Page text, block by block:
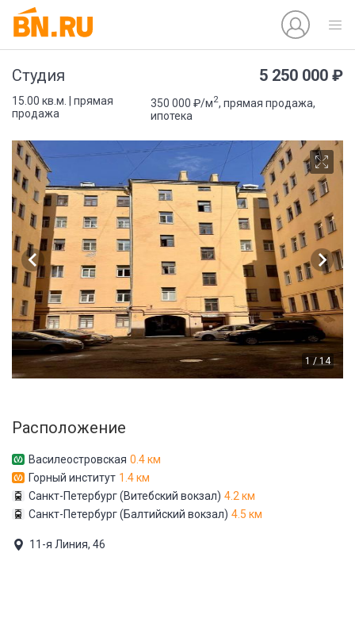
Студия 5 250 000 ₽
15.00 кв.м. | прямая
продажа
350 000 ₽/м2, прямая продажа,
ипотека
1 / 14
Расположение
Василеостровская 0.4 км
Горный институт 1.4 км
Санкт-Петербург (Витебский вокзал) 4.2 км
Санкт-Петербург (Балтийский вокзал) 4.5 км
11-я Линия, 46